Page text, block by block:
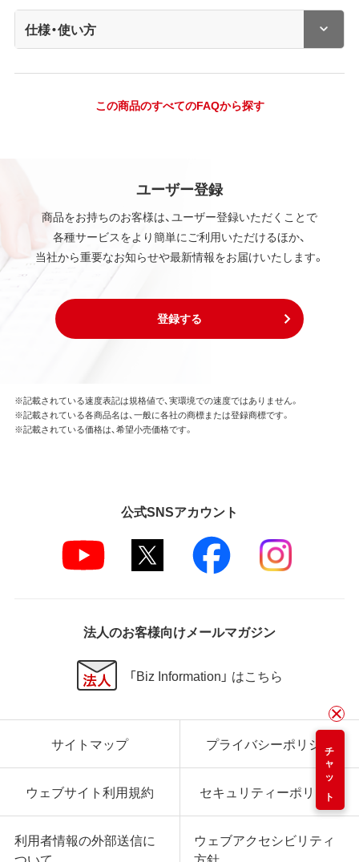
仕様・使い方
この商品のすべてのFAQから探す
ユーザー登録
商品をお持ちのお客様は、ユーザー登録いただくことで
各種サービスをより簡単にご利用いただけるほか、
当社から重要なお知らせや最新情報をお届けいたします。
登録する
チャット
※記載されている速度表記は規格値で、実環境での速度ではありません。
※記載されている各商品名は、一般に各社の商標または登録商標です。
※記載されている価格は、希望小売価格です。
公式SNSアカウント
法人のお客様向けメールマガジン
「Biz Information」 はこちら
サイトマップ プライバシーポリシー
ウェブサイト利用規約 セキュリティーポリシー
利用者情報の外部送信に
ウェブアクセシビリティ